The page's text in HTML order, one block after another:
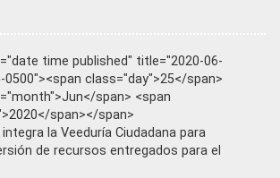
time published" title="2020-06-
0500"><span class="day">25</span>
span> <span
span></span>
la Veeduría Ciudadana para
de recursos entregados para el